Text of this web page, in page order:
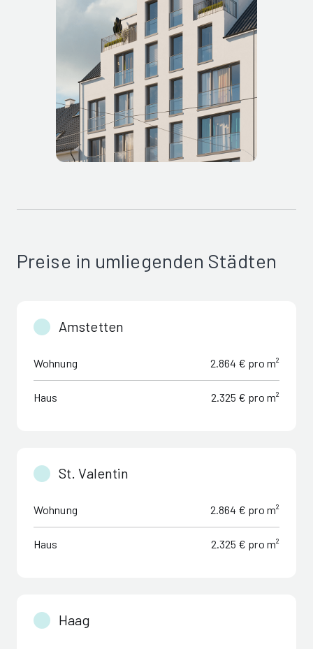
Preise in umliegenden Städten
Amstetten
Wohnung 2.864 € pro m²
Haus 2.325 € pro m²
St. Valentin
Wohnung 2.864 € pro m²
Haus 2.325 € pro m²
Haag